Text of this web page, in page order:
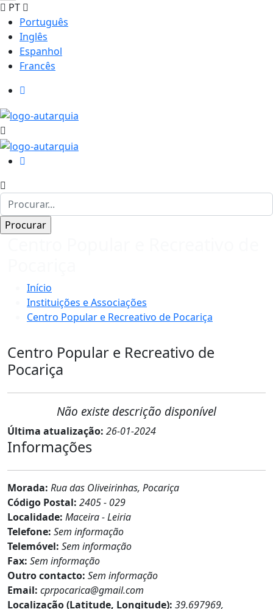
PT
Português
Inglês
Espanhol
Francês
Início
Instituições e Associações
Centro Popular e Recreativo de Pocariça
Centro Popular e Recreativo de
Pocariça
Não existe descrição disponível
Última atualização: 26-01-2024
Informações
Morada: Rua das Oliveirinhas, Pocariça
Código Postal: 2405 - 029
Localidade: Maceira - Leiria
Telefone: Sem informação
Telemóvel: Sem informação
Fax: Sem informação
Outro contacto: Sem informação
Email: cprpocarica@gmail.com
Localização (Latitude, Longitude): 39.697969,